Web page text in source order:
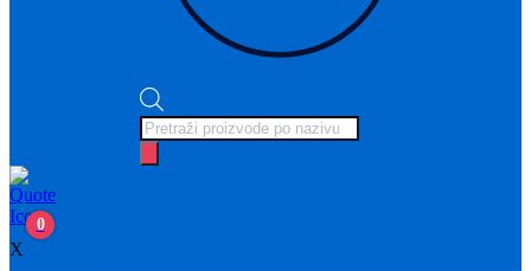
Products
search
0
X